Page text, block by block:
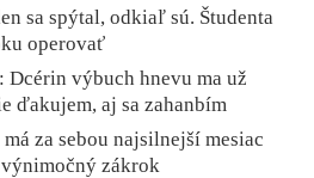
sa spýtal, odkiaľ sú. Študenta
operovať
Dcérin výbuch hnevu ma už
ďakujem, aj sa zahanbím
za sebou najsilnejší mesiac
zákrok